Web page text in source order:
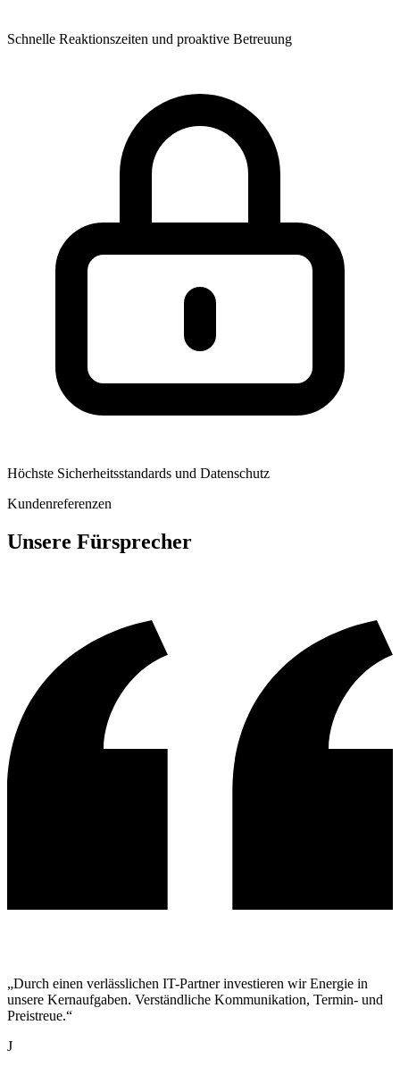
Schnelle Reaktionszeiten und proaktive Betreuung
Höchste Sicherheitsstandards und Datenschutz
Kundenreferenzen
Unsere Fürsprecher
„Durch einen verlässlichen IT-Partner investieren wir Energie in
unsere Kernaufgaben. Verständliche Kommunikation, Termin- und
Preistreue.“
J